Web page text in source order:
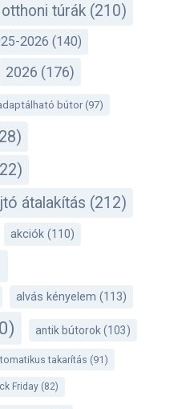
túrák (210)
2026 (140)
2026 (176)
bútor(97)
átalakítás (212)
akciók (110)
alvás kényelem (113)
antik bútorok (103)
takarítás (91)
Friday (82)